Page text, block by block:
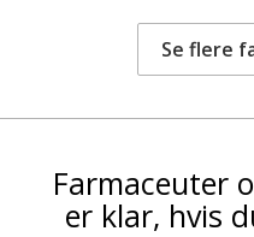
Se flere
Farmaceuter
er klar, hvis